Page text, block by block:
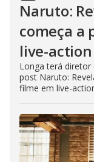
Naruto:
começa a
live-action
Longa terá diretor
post Naruto:
filme em live-